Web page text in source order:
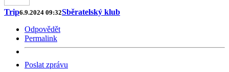
Trip6.9.2024 09:32Sběratelský klub
Odpovědět
Permalink
Poslat zprávu